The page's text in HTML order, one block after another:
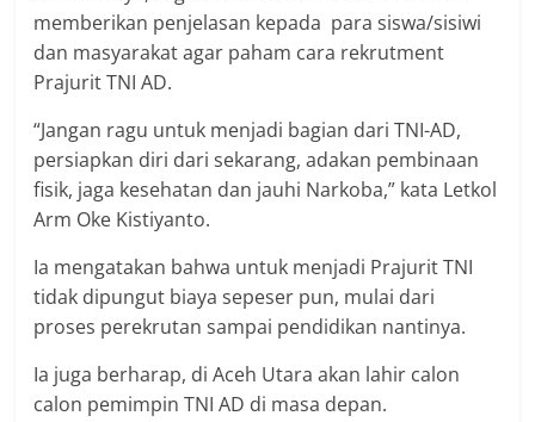
memberikan penjelasan kepada para siswa/sisiwi
dan masyarakat agar paham cara rekrutment
Prajurit TNI AD.
“Jangan ragu untuk menjadi bagian dari TNI-AD,
persiapkan diri dari sekarang, adakan pembinaan
fisik, jaga kesehatan dan jauhi Narkoba,” kata Letkol
Arm Oke Kistiyanto.
Ia mengatakan bahwa untuk menjadi Prajurit TNI
tidak dipungut biaya sepeser pun, mulai dari
proses perekrutan sampai pendidikan nantinya.
Ia juga berharap, di Aceh Utara akan lahir calon
calon pemimpin TNI AD di masa depan.